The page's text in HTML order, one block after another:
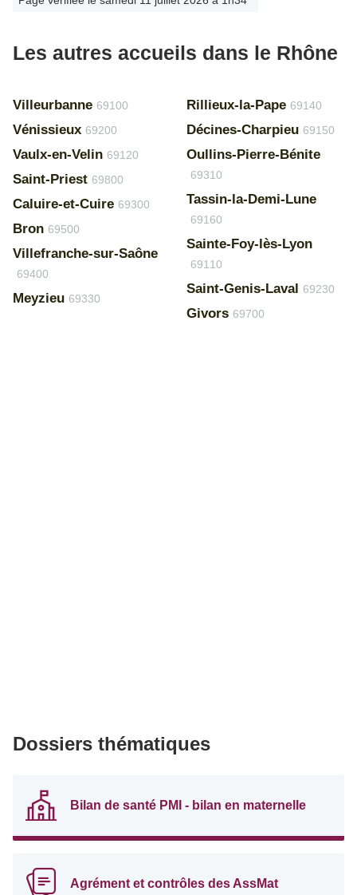
Les autres accueils dans le Rhône
Villeurbanne 69100
Vénissieux 69200
Vaulx-en-Velin 69120
Saint-Priest 69800
Caluire-et-Cuire 69300
Bron 69500
Villefranche-sur-Saône
69400
Meyzieu 69330
Rillieux-la-Pape 69140
Décines-Charpieu 69150
Oullins-Pierre-Bénite
69310
Tassin-la-Demi-Lune
69160
Sainte-Foy-lès-Lyon
69110
Saint-Genis-Laval 69230
Givors 69700
Dossiers thématiques
Bilan de santé PMI - bilan en maternelle
Agrément et contrôles des AssMat